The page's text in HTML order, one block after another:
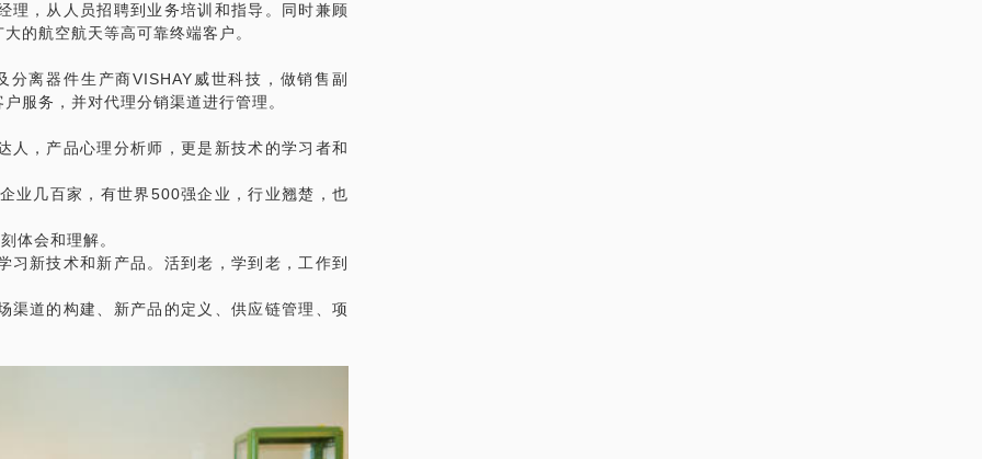
理，从人员招聘到业务培训和指导。同时兼顾
的航空航天等高可靠终端客户。
离器件生产商VISHAY威世科技，做销售副
服务，并对代理分销渠道进行管理。
人，产品心理分析师，更是新技术的学习者和
业几百家，有世界500强企业，行业翘楚，也
体会和理解。
新技术和新产品。活到老，学到老，工作到
渠道的构建、新产品的定义、供应链管理、项